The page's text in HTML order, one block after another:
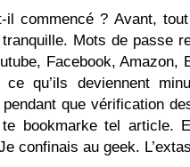
il commencé ? Avant,
Mots de passe
Facebook, Amazon,
ce qu’ils deviennent
pendant que vérification
bookmarke tel article.
confinais au geek.